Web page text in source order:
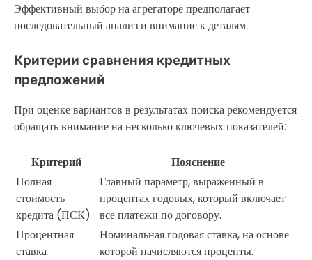
Эффективный выбор на агрегаторе предполагает
последовательный анализ и внимание к деталям.
Критерии сравнения кредитных
предложений
При оценке вариантов в результатах поиска рекомендуется
обращать внимание на несколько ключевых показателей:
Критерий
Пояснение
Полная
стоимость
кредита (ПСК)
Главный параметр, выраженный в
процентах годовых, который включает
все платежи по договору.
Процентная
ставка
Номинальная годовая ставка, на основе
которой начисляются проценты.